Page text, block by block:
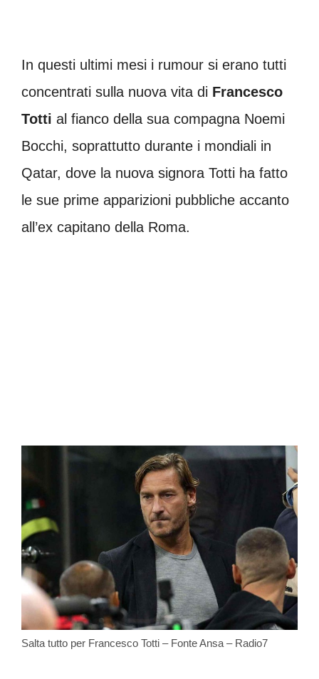
In questi ultimi mesi i rumour si erano tutti
concentrati sulla nuova vita di Francesco
Totti al fianco della sua compagna Noemi
Bocchi, soprattutto durante i mondiali in
Qatar, dove la nuova signora Totti ha fatto
le sue prime apparizioni pubbliche accanto
all’ex capitano della Roma.
Salta tutto per Francesco Totti – Fonte Ansa – Radio7